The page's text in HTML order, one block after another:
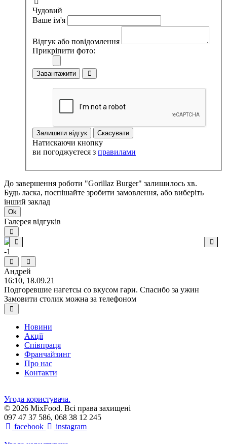
Чудовий
Ваше ім'я
Відгук або повідомлення
Прикріпити фото:
Завантажити
Залишити відгук Скасувати
Натискаючи кнопку
ви погоджуєтеся з правилами
До завершення роботи "Gorillaz Burger" залишилось хв.
Будь ласка, поспішайте зробити замовлення, або виберіть
інший заклад
Ok
Галерея відгуків
-1
Андрей
16:10, 18.09.21
Подгоревшие нагетсы со вкусом гари. Спасибо за ужин
Замовити столик можна за телефоном
Новини
Акції
Співпраця
Франчайзинг
Про нас
Контакти
Угода користувача.
© 2026 MixFood. Всі права захищені
097 47 37 586, 068 38 12 245
facebook
instagram